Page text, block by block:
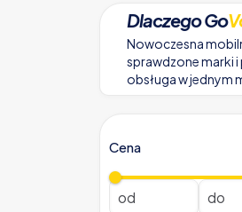
Dlaczego Go
Nowoczesna
sprawdzone marki
obsługa w jednym
Cena